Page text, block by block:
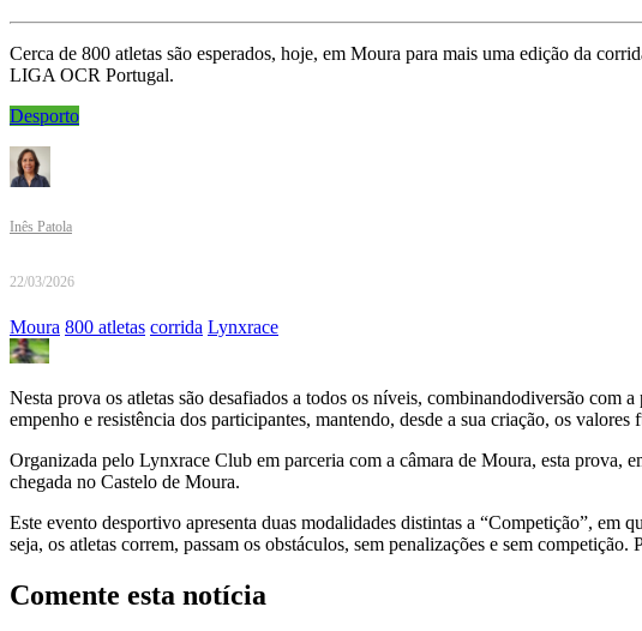
Cerca de 800 atletas são esperados, hoje, em Moura para mais uma edição da
LIGA OCR Portugal.
Desporto
Inês Patola
22/03/2026
Moura 800 atletas corrida Lynxrace
Nesta prova os atletas são desafiados a todos os níveis, combinandodiversão
empenho e resistência dos participantes, mantendo, desde a sua criação, os
Organizada pelo Lynxrace Club em parceria com a câmara de Moura, esta prova,
chegada no Castelo de Moura.
Este evento desportivo apresenta duas modalidades distintas a “Competição”, em
seja, os atletas correm, passam os obstáculos, sem penalizações e sem
Comente esta notícia